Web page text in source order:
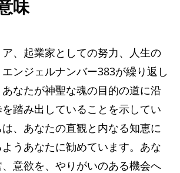
味
、起業家としての努力、人生の
ンジェルナンバー383が繰り返し
なたが神聖な魂の目的の道に沿
踏み出していることを示してい
、あなたの直観と内なる知恵に
うあなたに勧めています。あな
意欲を、やりがいのある機会へ